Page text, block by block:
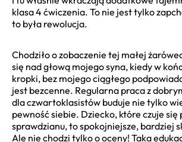
klasa 4 ćwiczenia. To nie jest tylko
to była rewolucja.
Chodziło o zobaczenie tej małej
się nad głową mojego syna, kiedy w
kropki, bez mojego ciągłego
jest bezcenne. Regularna praca z
dla czwartoklasistów buduje nie tylko
pewność siebie. Dziecko, które czuje
sprawdzianu, to spokojniejsze, bardziej
Ale nie chodzi tylko o oceny! Taka